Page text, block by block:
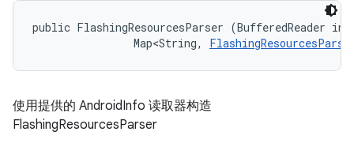
public FlashingResourcesParser (BufferedReader
                Map<String,
使用提供的 AndroidInfo 读取器构造
FlashingResourcesParser